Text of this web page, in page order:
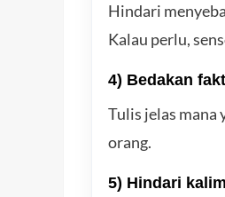
Hindari
Kalau perlu,
4) Bedakan
Tulis jelas mana
orang.
5) Hindari